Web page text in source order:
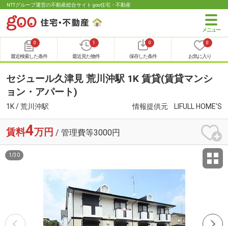
NTTグループ運営の不動産総合サイト goo住宅・不動産
0
最近検索した条件
1
最近見た物件
0
保存した条件
0
お気に入り
セジュール久津見 荒川沖駅 1K 賃貸(賃貸マンシ
ョン・アパート)
1K / 荒川沖駅 情報提供元 LIFULL HOME'S
賃料4万円 / 管理費等3000円
1 /30